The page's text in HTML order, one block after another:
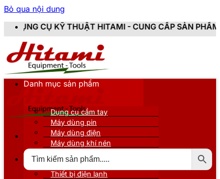
Bỏ qua nội dung
THUẬT HITAMI - CUNG CẤP SẢN PHẨM CHÍNH
Danh mục sản phẩm
Dụng cụ cầm tay
Máy dùng pin
Máy dùng điện
Máy dùng khí nén
Thiết bị nâng đỡ
Thiết bị điện lạnh